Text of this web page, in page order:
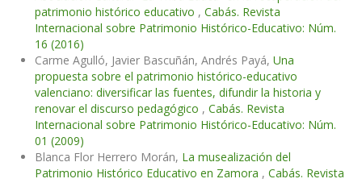
patrimonio histórico educativo , Cabás. Revista
Internacional sobre Patrimonio Histórico-Educativo: Núm.
16 (2016)
Carme Agulló, Javier Bascuñán, Andrés Payá, Una
propuesta sobre el patrimonio histórico-educativo
valenciano: diversificar las fuentes, difundir la historia y
renovar el discurso pedagógico , Cabás. Revista
Internacional sobre Patrimonio Histórico-Educativo: Núm.
01 (2009)
Blanca Flor Herrero Morán, La musealización del
Patrimonio Histórico Educativo en Zamora , Cabás. Revista